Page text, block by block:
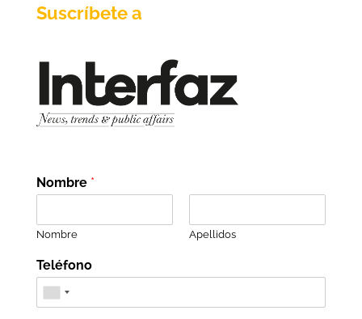
Suscríbete a
Nombre *
Nombre Apellidos
Teléfono